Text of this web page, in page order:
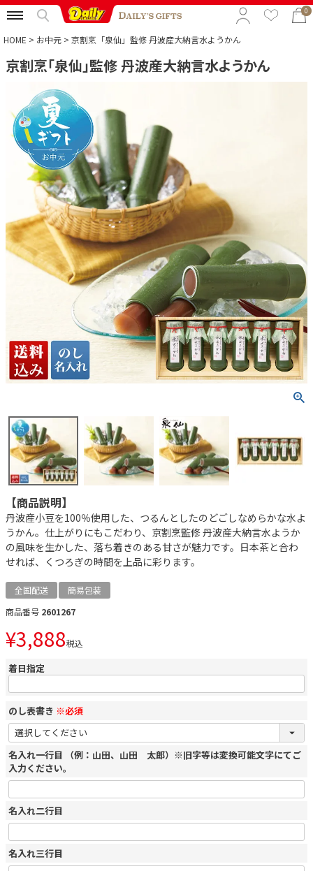
0
特集から選ぶ
予算から選ぶ
カテゴリから選ぶ
贈る相手から選ぶ
HOME お中元 京割烹「泉仙」監修 丹波産大納言水ようかん
京割烹「泉仙」監修 丹波産大納言水ようかん
【商品説明】
丹波産小豆を100％使用した、つるんとしたのどごしなめらかな水よ
うかん。仕上がりにもこだわり、京割烹監修 丹波産大納言水ようか
の風味を生かした、落ち着きのある甘さが魅力です。日本茶と合わ
せれば、くつろぎの時間を上品に彩ります。
全国配送
簡易包装
商品番号 2601267
¥3,888税込
着日指定
のし表書き ※必須
名入れ一行目 （例：山田、山田 太郎）※旧字等は変換可能文字にてご
入力ください。
名入れ二行目
名入れ三行目